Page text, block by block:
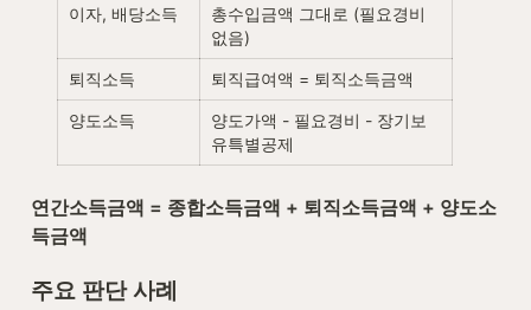
이자, 배당소득
총수입금액 그대로 (필요경비
없음)
퇴직소득 퇴직급여액 = 퇴직소득금액
양도소득
양도가액 - 필요경비 - 장기보
유특별공제
연간소득금액 = 종합소득금액 + 퇴직소득금액 + 양도소
득금액
주요 판단 사례